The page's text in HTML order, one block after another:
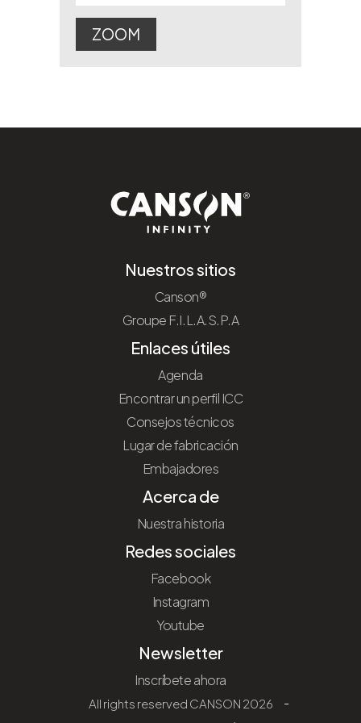
ZOOM
Nuestros sitios
Canson®
Groupe F.I.L.A.S.P.A
Enlaces útiles
Agenda
Encontrar un perfil ICC
Consejos técnicos
Lugar de fabricación
Embajadores
Acerca de
Nuestra historia
Redes sociales
Facebook
Instagram
Youtube
Newsletter
Inscríbete ahora
All rights reserved CANSON 2026